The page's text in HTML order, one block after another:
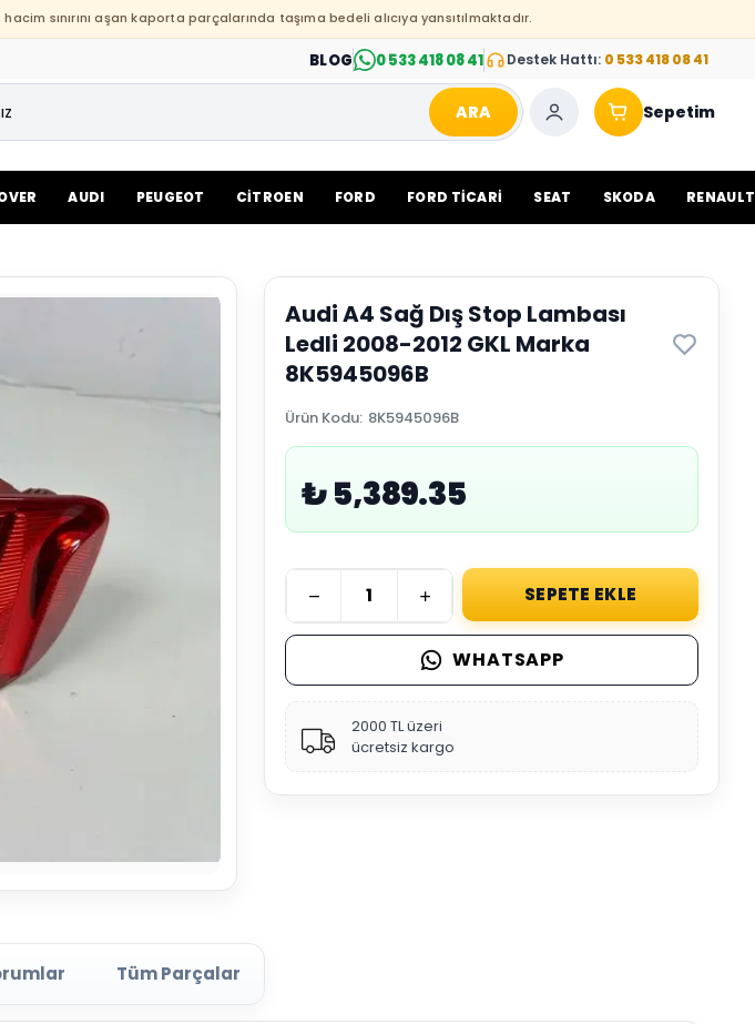
sınırını aşan kaporta parçalarında taşıma bedeli alıcıya yansıtılmaktadır.
BLOG 0 533 418 08 41 Destek Hattı: 0 533 418 08 41
ARA Sepetim
AUDI PEUGEOT CİTROEN FORD FORD TİCARİ SEAT SKODA RENAULT
Audi A4 Sağ Dış Stop Lambası
Ledli 2008-2012 GKL Marka
8K5945096B
Ürün Kodu: 8K5945096B
₺ 5,389.35
SEPETE EKLE
WHATSAPP
2000 TL üzeri
ücretsiz kargo
Tüm Parçalar